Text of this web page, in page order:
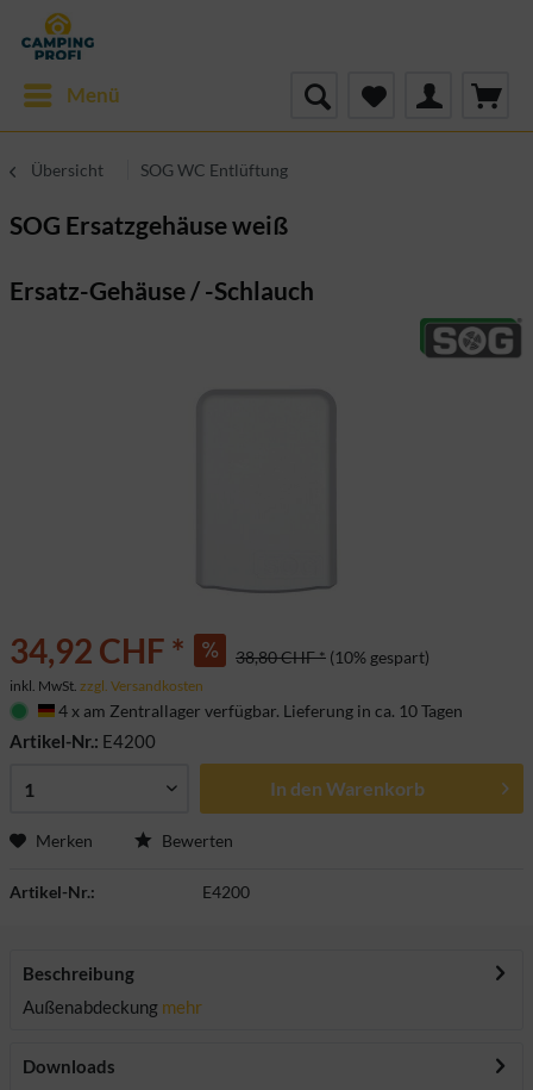
Menü
Übersicht SOG WC Entlüftung
SOG Ersatzgehäuse weiß
Ersatz-Gehäuse / -Schlauch
34,92 CHF * 38,80 CHF * (10% gespart)
inkl. MwSt. zzgl. Versandkosten
Deutschland
4 x am Zentrallager verfügbar. Lieferung in ca. 10 Tagen
Artikel-Nr.: E4200
In den Warenkorb
Merken Bewerten
Artikel-Nr.: E4200
Beschreibung
Außenabdeckung mehr
Downloads